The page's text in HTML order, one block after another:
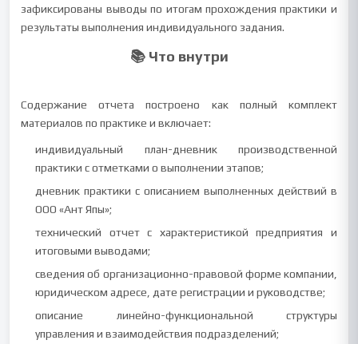
зафиксированы выводы по итогам прохождения практики и
результаты выполнения индивидуального задания.
📚 Что внутри
Содержание отчета построено как полный комплект
материалов по практике и включает:
индивидуальный план-дневник производственной
практики с отметками о выполнении этапов;
дневник практики с описанием выполненных действий в
ООО «Ант Япы»;
технический отчет с характеристикой предприятия и
итоговыми выводами;
сведения об организационно-правовой форме компании,
юридическом адресе, дате регистрации и руководстве;
описание линейно-функциональной структуры
управления и взаимодействия подразделений;